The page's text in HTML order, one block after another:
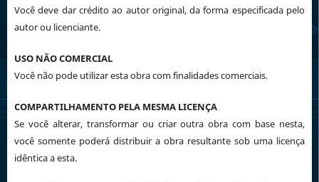
Você deve dar crédito ao autor original, da forma especificada pelo
autor ou licenciante.
USO NÃO COMERCIAL
Você não pode utilizar esta obra com finalidades comerciais.
COMPARTILHAMENTO PELA MESMA LICENÇA
Se você alterar, transformar ou criar outra obra com base nesta,
você somente poderá distribuir a obra resultante sob uma licença
idêntica a esta.